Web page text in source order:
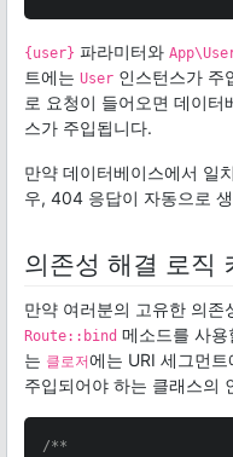
{user} 파라미터와
트에는 User 인스턴스가 주
로 요청이 들어오면 데이터
스가 주입됩니다.
만약 데이터베이스에서 일
우, 404 응답이 자동으로
의존성 해결 로직
만약 여러분의 고유한 의존
Route::bind 메소드를 사
는 클로저에는 URI 세그먼
주입되어야 하는 클래스의
/**